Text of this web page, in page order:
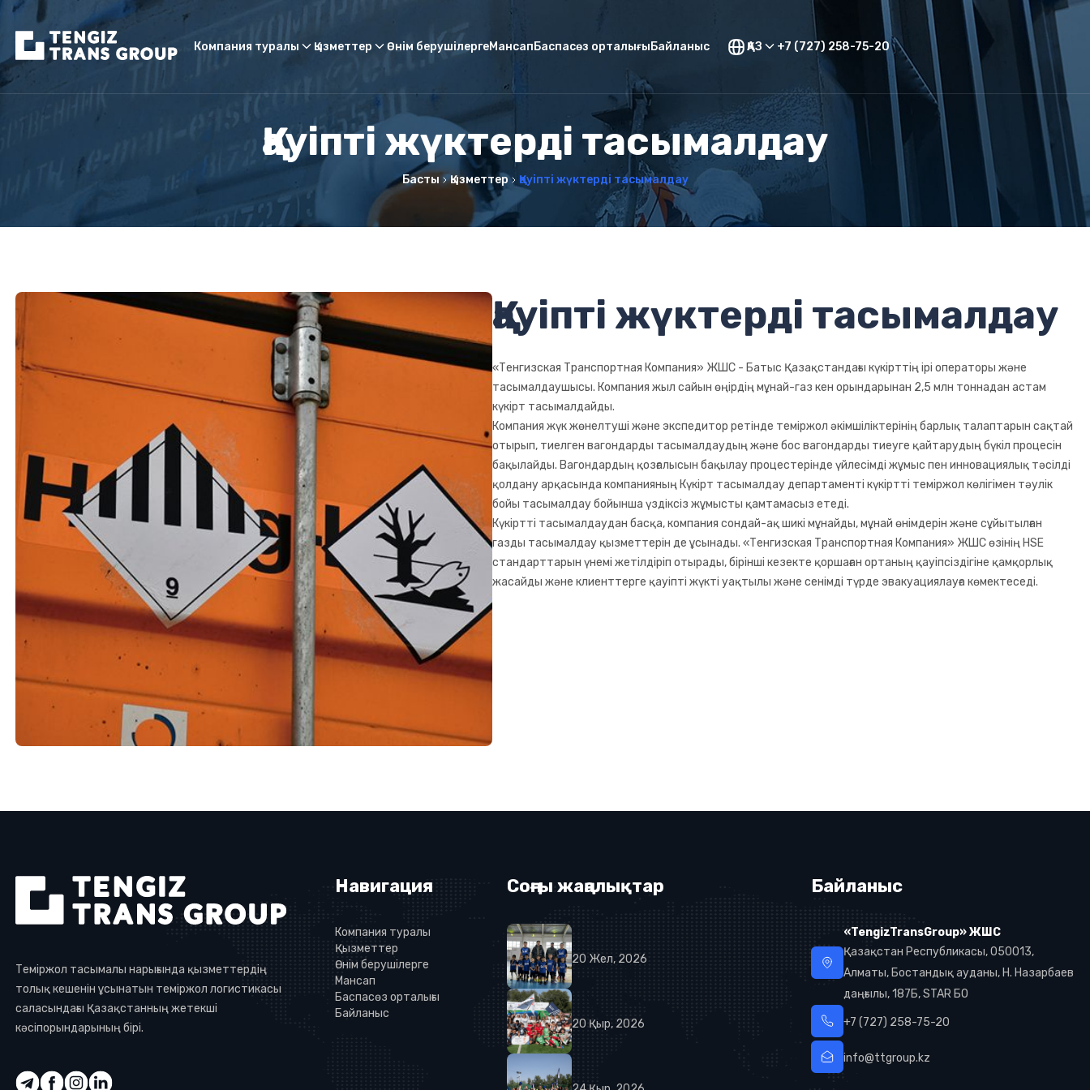
Компания туралы Қызметтер Өнім берушілергеМансапБаспасөз орталығыБайланыс ҚАЗ +7 (727) 258-75-20
Қауіпті жүктерді тасымалдау
Басты Қызметтер Қауіпті жүктерді тасымалдау
Қауіпті жүктерді тасымалдау
«Тенгизская Транспортная Компания» ЖШС - Батыс Қазақстандағы күкірттің ірі операторы және
тасымалдаушысы. Компания жыл сайын өңірдің мұнай-газ кен орындарынан 2,5 млн тоннадан астам
күкірт тасымалдайды.
Компания жүк жөнелтуші және экспедитор ретінде теміржол әкімшіліктерінің барлық талаптарын сақтай
отырып, тиелген вагондарды тасымалдаудың және бос вагондарды тиеуге қайтарудың бүкіл процесін
бақылайды. Вагондардың қозғалысын бақылау процестерінде үйлесімді жұмыс пен инновациялық тәсілді
қолдану арқасында компанияның Күкірт тасымалдау департаменті күкіртті теміржол көлігімен тәулік
бойы тасымалдау бойынша үздіксіз жұмысты қамтамасыз етеді.
Күкіртті тасымалдаудан басқа, компания сондай-ақ шикі мұнайды, мұнай өнімдерін және сұйытылған
газды тасымалдау қызметтерін де ұсынады. «Тенгизская Транспортная Компания» ЖШС өзінің HSE
стандарттарын үнемі жетілдіріп отырады, бірінші кезекте қоршаған ортаның қауіпсіздігіне қамқорлық
жасайды және клиенттерге қауіпті жүкті уақтылы және сенімді түрде эвакуациялауға көмектеседі.
Теміржол тасымалы нарығында қызметтердің
толық кешенін ұсынатын теміржол логистикасы
саласындағы Қазақстанның жетекші
кәсіпорындарының бірі.
Навигация
Компания туралы
Қызметтер
Өнім берушілерге
Мансап
Баспасөз орталығы
Байланыс
Соңғы жаңалықтар
20 Жел, 2026
20 Қыр, 2026
Байланыс
«TengizTransGroup» ЖШС
Қазақстан Республикасы, 050013,
Алматы, Бостандық ауданы, Н. Назарбаев
даңғылы, 187Б, STAR БО
+7 (727) 258-75-20
info@ttgroup.kz